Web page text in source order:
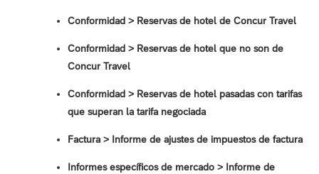
Conformidad > Reservas de hotel de Concur Travel
Conformidad > Reservas de hotel que no son de
Concur Travel
Conformidad > Reservas de hotel pasadas con tarifas
que superan la tarifa negociada
Factura > Informe de ajustes de impuestos de factura
Informes específicos de mercado > Informe de